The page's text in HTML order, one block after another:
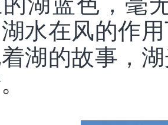
水在风的作
湖的故事，